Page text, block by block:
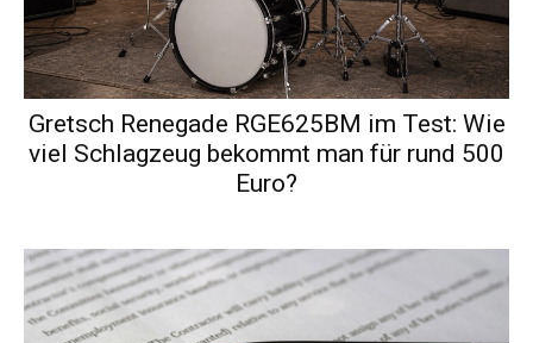
Gretsch Renegade RGE625BM im Test: Wie
viel Schlagzeug bekommt man für rund 500
Euro?